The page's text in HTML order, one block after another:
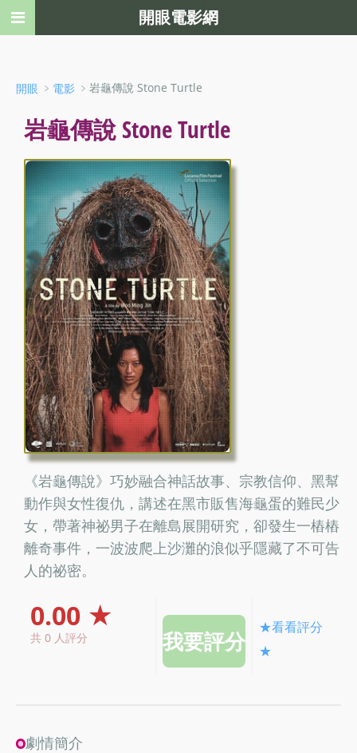
開眼 ﹥ 電影 ﹥岩龜傳說 Stone Turtle
岩龜傳說 Stone Turtle
《岩龜傳說》巧妙融合神話故事、宗教信仰、黑幫
動作與女性復仇，講述在黑市販售海龜蛋的難民少
女，帶著神祕男子在離島展開研究，卻發生一樁樁
離奇事件，一波波爬上沙灘的浪似乎隱藏了不可告
人的祕密。
0.00 ★
共 0 人評分
★看看評分
★
劇情簡介
開眼電影網